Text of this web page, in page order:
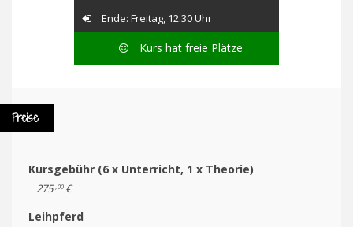
Ende: Freitag, 12:30 Uhr
Kurs hat freie Plätze
Preise
Kursgebühr (6 x Unterricht, 1 x Theorie)
275 ,00€
Leihpferd